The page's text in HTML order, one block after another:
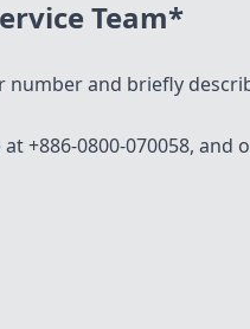
Team*
number and briefly
+886-0800-070058,